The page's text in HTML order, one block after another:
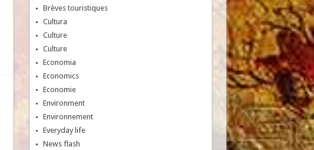
Brèves touristiques
Cultura
Culture
Culture
Economia
Economics
Economie
Environment
Environnement
Everyday life
News flash